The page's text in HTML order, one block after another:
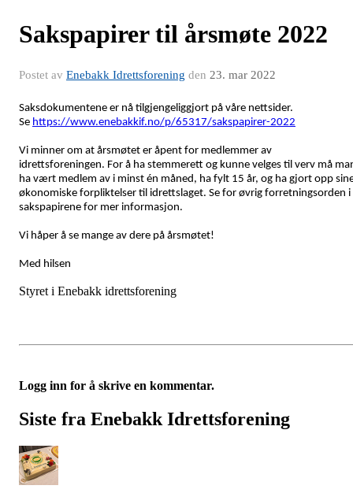
Sakspapirer til årsmøte 2022
Postet av Enebakk Idrettsforening den 23. mar 2022
Saksdokumentene er nå tilgjengeliggjort på våre nettsider.
Se https://www.enebakkif.no/p/65317/sakspapirer-2022
Vi minner om at årsmøtet er åpent for medlemmer av
idrettsforeningen. For å ha stemmerett og kunne velges til verv må
ha vært medlem av i minst én måned, ha fylt 15 år, og ha gjort opp
økonomiske forpliktelser til idrettslaget. Se for øvrig forretningsorden i
sakspapirene for mer informasjon.
Vi håper å se mange av dere på årsmøtet!
Med hilsen
Styret i Enebakk idrettsforening
Logg inn for å skrive en kommentar.
Siste fra Enebakk Idrettsforening